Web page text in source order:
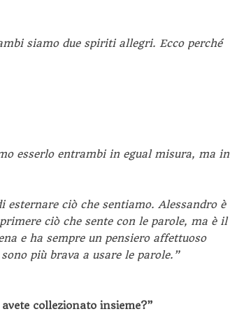
siamo due spiriti allegri. Ecco perché
esserlo entrambi in egual misura, ma in
esternare ciò che sentiamo. Alessandro è
ciò che sente con le parole, ma è il
e ha sempre un pensiero affettuoso
più brava a usare le parole.”
collezionato insieme?”